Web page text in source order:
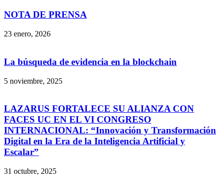
NOTA DE PRENSA
23 enero, 2026
La búsqueda de evidencia en la blockchain
5 noviembre, 2025
LAZARUS FORTALECE SU ALIANZA CON
FACES UC EN EL VI CONGRESO
INTERNACIONAL: “Innovación y Transformación
Digital en la Era de la Inteligencia Artificial y
Escalar”
31 octubre, 2025